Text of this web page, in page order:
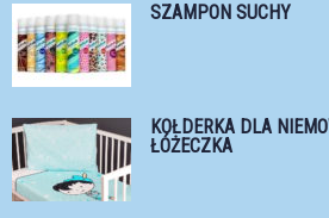
SZAMPON SUCHY
KOŁDERKA DLA
ŁÓŻECZKA